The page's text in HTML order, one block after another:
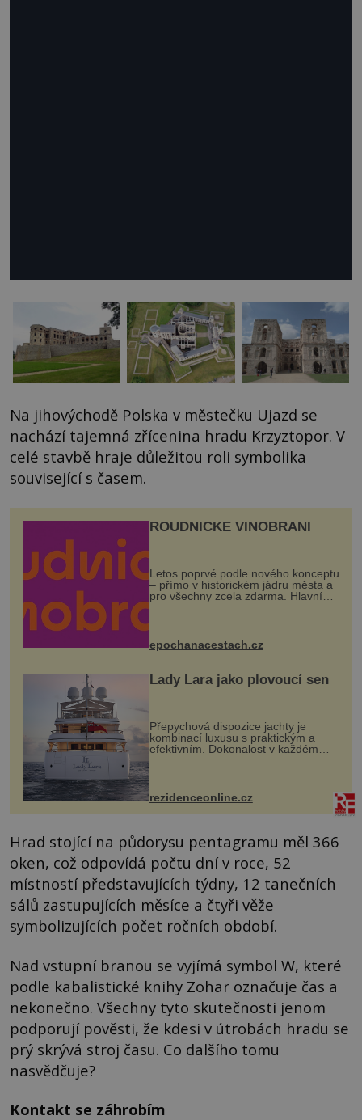
Na jihovýchodě Polska v městečku Ujazd se
nachází tajemná zřícenina hradu Krzyztopor. V
celé stavbě hraje důležitou roli symbolika
související s časem.
ROUDNICKÉ VINOBRANÍ
Letos poprvé podle nového konceptu
– přímo v historickém jádru města a
pro všechny zcela zdarma. Hlavní
program se odehraje na Karlově a
mohou těšit na víno, burčák, pes...
epochanacestach.cz
Lady Lara jako plovoucí sen
Přepychová dispozice jachty je
kombinací luxusu s praktickým a
efektivním. Dokonalost v každém
detailu představuje značka Fendi
Casa, kterou byly vybaveny její
paluby. Monacký přístav nabízí
každoročn...
rezidenceonline.cz
Hrad stojící na půdorysu pentagramu měl 366
oken, což odpovídá počtu dní v roce, 52
místností představujících týdny, 12 tanečních
sálů zastupujících měsíce a čtyři věže
symbolizujících počet ročních období.
Nad vstupní branou se vyjímá symbol W, které
podle kabalistické knihy Zohar označuje čas a
nekonečno. Všechny tyto skutečnosti jenom
podporují pověsti, že kdesi v útrobách hradu se
prý skrývá stroj času. Co dalšího tomu
nasvědčuje?
Kontakt se záhrobím